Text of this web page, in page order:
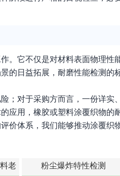
。它不仅是对材料表面物理性
的日益拓展，耐磨性能检测的
；对于采购方而言，一份详实
应用，橡胶或塑料涂覆织物的
价体系，我们能够推动涂覆织
老
粉尘爆炸特性检测